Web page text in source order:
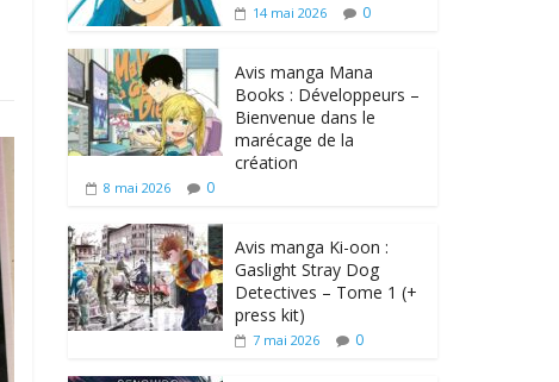
14 mai 2026 0
Avis manga Mana
Books : Développeurs –
Bienvenue dans le
marécage de la
création
8 mai 2026 0
Avis manga Ki-oon :
Gaslight Stray Dog
Detectives – Tome 1 (+
press kit)
7 mai 2026 0